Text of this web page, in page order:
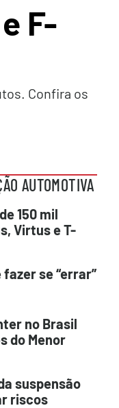
F-
Confira os
AUTOMOTIVA
150 mil
Virtus e T-
se “errar”
no Brasil
do Menor
suspensão
riscos